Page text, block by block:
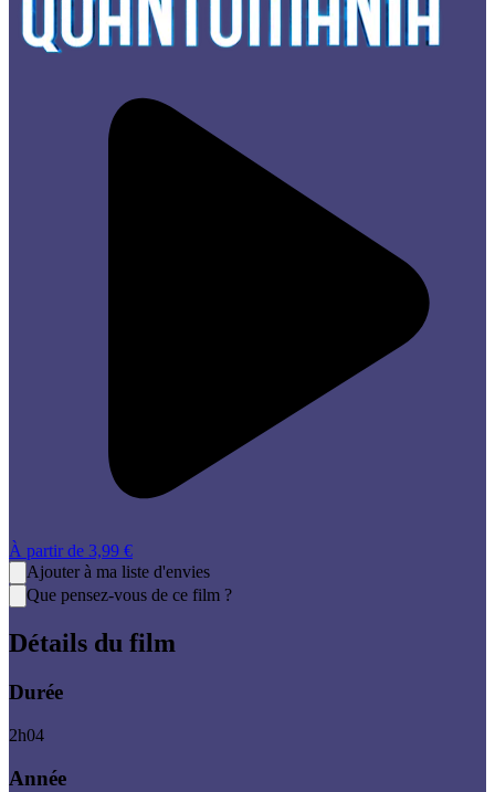
À partir de 3,99 €
Ajouter à ma liste d'envies
Que pensez-vous de ce film ?
Détails du film
Durée
2h04
Année